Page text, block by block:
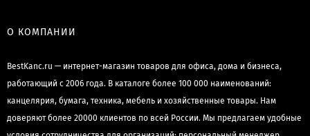
О КОМПАНИИ
BestKanc.ru — интернет-магазин товаров для офиса, дома и бизнеса,
работающий с 2006 года. В каталоге более 100 000 наименований:
канцелярия, бумага, техника, мебель и хозяйственные товары. Нам
доверяют более 20000 клиентов по всей России. Мы предлагаем удобные